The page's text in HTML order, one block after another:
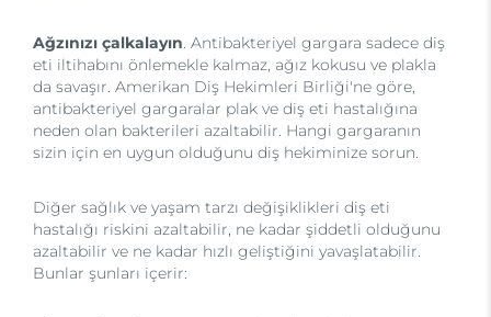
Ağzınızı çalkalayın. Antibakteriyel gargara sadece diş
eti iltihabını önlemekle kalmaz, ağız kokusu ve plakla
da savaşır. Amerikan Diş Hekimleri Birliği'ne göre,
antibakteriyel gargaralar plak ve diş eti hastalığına
neden olan bakterileri azaltabilir. Hangi gargaranın
sizin için en uygun olduğunu diş hekiminize sorun.
Diğer sağlık ve yaşam tarzı değişiklikleri diş eti
hastalığı riskini azaltabilir, ne kadar şiddetli olduğunu
azaltabilir ve ne kadar hızlı geliştiğini yavaşlatabilir.
Bunlar şunları içerir: